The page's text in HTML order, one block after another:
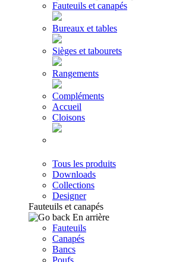
Fauteuils et canapés
Bureaux et tables
Sièges et tabourets
Rangements
Compléments
Accueil
Cloisons
Tous les produits
Downloads
Collections
Designer
Fauteuils et canapés
En arrière
Fauteuils
Canapés
Bancs
Poufs